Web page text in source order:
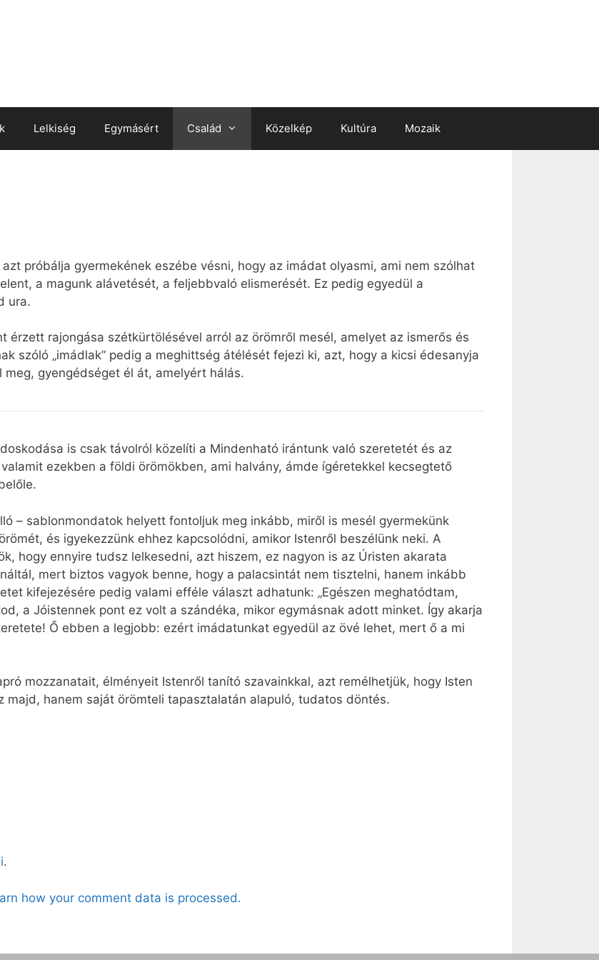
Lelkiség Egymásért Család Közelkép Kultúra Mozaik
próbálja gyermekének eszébe vésni, hogy az imádat olyasmi, ami nem szólhat
a magunk alávetését, a feljebbvaló elismerését. Ez pedig egyedül a
ura.
érzett rajongása szétkürtölésével arról az örömről mesél, amelyet az ismerős és
szóló „imádlak” pedig a meghittség átélését fejezi ki, azt, hogy a kicsi édesanyja
gyengédséget él át, amelyért hálás.
is csak távolról közelíti a Mindenható irántunk való szeretetét és az
ezekben a földi örömökben, ami halvány, ámde ígéretekkel kecsegtető
– sablonmondatok helyett fontoljuk meg inkább, miről is mesél gyermekünk
és igyekezzünk ehhez kapcsolódni, amikor Istenről beszélünk neki. A
hogy ennyire tudsz lelkesedni, azt hiszem, ez nagyon is az Úristen akarata
mert biztos vagyok benne, hogy a palacsintát nem tisztelni, hanem inkább
kifejezésére pedig valami efféle választ adhatunk: „Egészen meghatódtam,
a Jóistennek pont ez volt a szándéka, mikor egymásnak adott minket. Így akarja
Ő ebben a legjobb: ezért imádatunkat egyedül az övé lehet, mert ő a mi
mozzanatait, élményeit Istenről tanító szavainkkal, azt remélhetjük, hogy Isten
majd, hanem saját örömteli tapasztalatán alapuló, tudatos döntés.
.
how your comment data is processed.